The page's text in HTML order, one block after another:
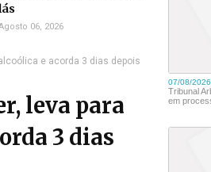
06, 2026
e acorda 3 dias depois
leva para
3 dias